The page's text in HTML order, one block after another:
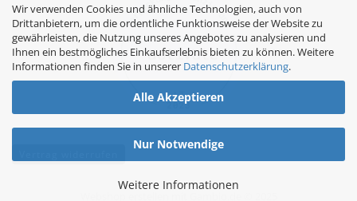
Wir verwenden Cookies und ähnliche Technologien, auch von
Drittanbietern, um die ordentliche Funktionsweise der Website zu
gewährleisten, die Nutzung unseres Angebotes zu analysieren und
Ihnen ein bestmögliches Einkaufserlebnis bieten zu können. Weitere
Informationen finden Sie in unserer Datenschutzerklärung.
Alle Akzeptieren
Nur Notwendige
Weitere Informationen